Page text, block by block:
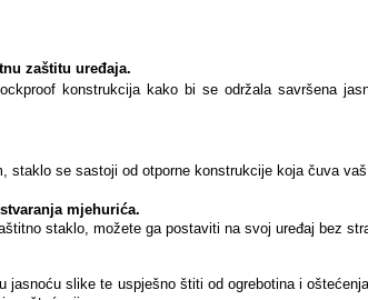
zaštitu uređaja.
konstrukcija kako bi se održala savršena
staklo se sastoji od otporne konstrukcije koja čuva
mjehurića.
staklo, možete ga postaviti na svoj uređaj bez
jasnoću slike te uspješno štiti od ogrebotina i